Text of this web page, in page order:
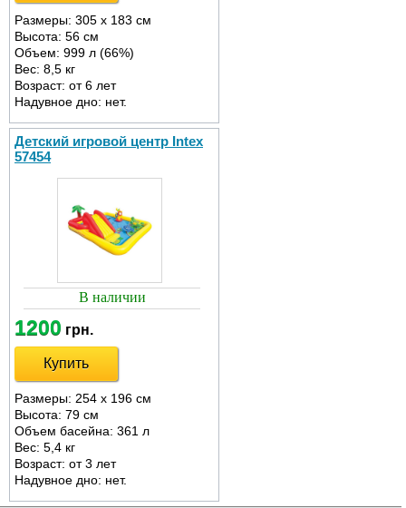
Размеры: 305 х 183 см
Высота: 56 см
Объем: 999 л (66%)
Вес: 8,5 кг
Возраст: от 6 лет
Надувное дно: нет.
Детский игровой центр Intex
57454
В наличии
1200 грн.
Купить
Размеры: 254 х 196 см
Высота: 79 см
Объем басейна: 361 л
Вес: 5,4 кг
Возраст: от 3 лет
Надувное дно: нет.